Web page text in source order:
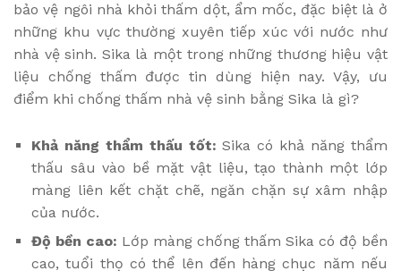
bảo vệ ngôi nhà khỏi thấm dột, ẩm mốc, đặc biệt là ở
những khu vực thường xuyên tiếp xúc với nước như
nhà vệ sinh. Sika là một trong những thương hiệu vật
liệu chống thấm được tin dùng hiện nay. Vậy, ưu
điểm khi chống thấm nhà vệ sinh bằng Sika là gì?
Khả năng thẩm thấu tốt: Sika có khả năng thẩm
thấu sâu vào bề mặt vật liệu, tạo thành một lớp
màng liên kết chặt chẽ, ngăn chặn sự xâm nhập
của nước.
Độ bền cao: Lớp màng chống thấm Sika có độ bền
cao, tuổi thọ có thể lên đến hàng chục năm nếu